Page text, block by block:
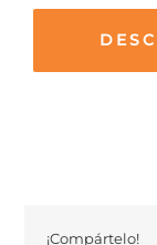
¡Compártelo!